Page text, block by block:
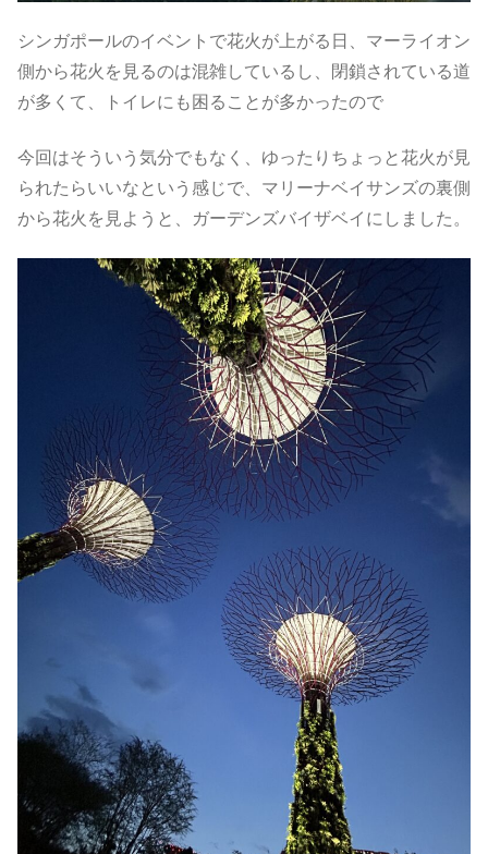
シンガポールのイベントで花火が上がる日、マーライオン
側から花火を見るのは混雑しているし、閉鎖されている道
が多くて、トイレにも困ることが多かったので
今回はそういう気分でもなく、ゆったりちょっと花火が見
られたらいいなという感じで、マリーナベイサンズの裏側
から花火を見ようと、ガーデンズバイザベイにしました。